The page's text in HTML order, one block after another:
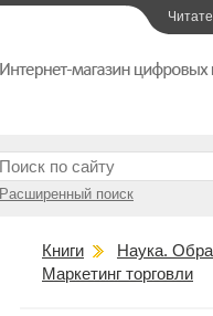
Расширенный поиск
Книги
Наука.
Маркетинг торговли